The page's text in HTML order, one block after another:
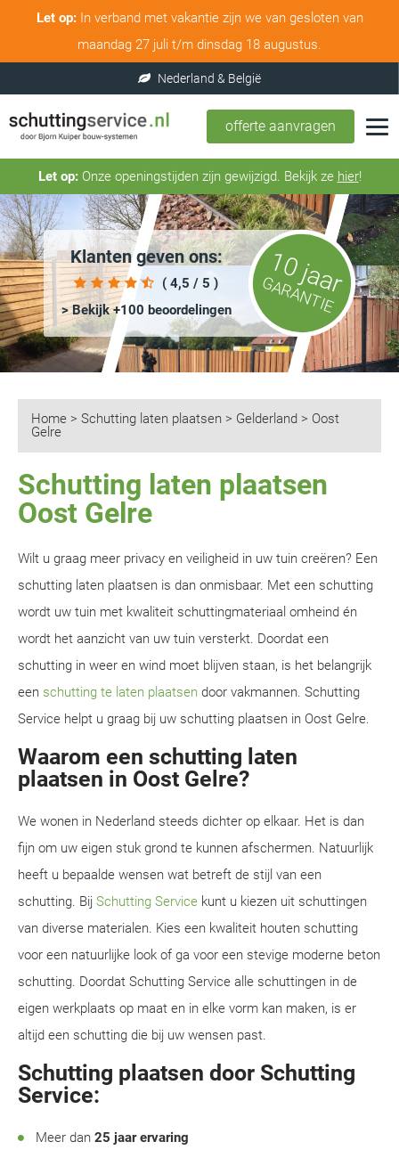
Let op:In verband met vakantie zijn we van gesloten van
maandag 27 juli t/m dinsdag 18 augustus.
offerte aanvragen
Let op:Onze openingstijden zijn gewijzigd. Bekijk ze hier!
Klanten geven ons:
( 4,5 / 5 )
> Bekijk +100 beoordelingen
10 jaar
GARANTIE
Home > Schutting laten plaatsen > Gelderland > Oost
Gelre
Schutting laten plaatsen
Oost Gelre
Wilt u graag meer privacy en veiligheid in uw tuin creëren? Een
schutting laten plaatsen is dan onmisbaar. Met een schutting
wordt uw tuin met kwaliteit schuttingmateriaal omheind én
wordt het aanzicht van uw tuin versterkt. Doordat een
schutting in weer en wind moet blijven staan, is het belangrijk
een schutting te laten plaatsen door vakmannen. Schutting
Service helpt u graag bij uw schutting plaatsen in Oost Gelre.
Waarom een schutting laten
plaatsen in Oost Gelre?
We wonen in Nederland steeds dichter op elkaar. Het is dan
fijn om uw eigen stuk grond te kunnen afschermen. Natuurlijk
heeft u bepaalde wensen wat betreft de stijl van een
schutting. Bij Schutting Service kunt u kiezen uit schuttingen
van diverse materialen. Kies een kwaliteit houten schutting
voor een natuurlijke look of ga voor een stevige moderne beton
schutting. Doordat Schutting Service alle schuttingen in de
eigen werkplaats op maat en in elke vorm kan maken, is er
altijd een schutting die bij uw wensen past.
Schutting plaatsen door Schutting
Service:
Meer dan 25 jaar ervaring